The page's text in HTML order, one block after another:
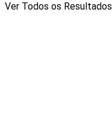
Ver Todos os Resultados